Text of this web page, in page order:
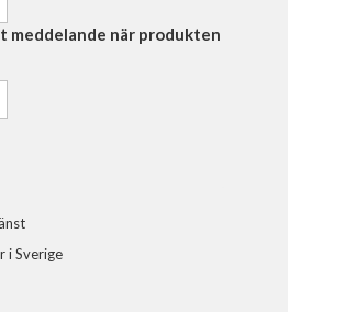
meddelande när produkten
i Sverige